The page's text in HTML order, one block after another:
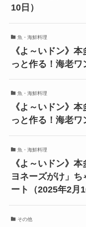
10日）
魚・海鮮料理
《よ～いドン》
っと作る！海老ワ
魚・海鮮料理
《よ～いドン》
っと作る！海老ワ
魚・海鮮料理
《よ～いドン》
ヨネーズがけ」
ート（2025年2月
その他